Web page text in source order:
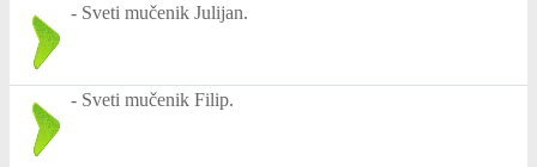
- Sveti mučenik Julijan.
- Sveti mučenik Filip.